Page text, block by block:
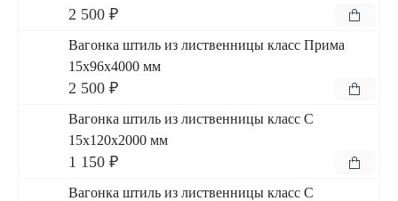
2 500 ₽
Вагонка штиль из лиственницы класс Прима
15x96x4000 мм
2 500 ₽
Вагонка штиль из лиственницы класс С
15x120x2000 мм
1 150 ₽
Вагонка штиль из лиственницы класс С